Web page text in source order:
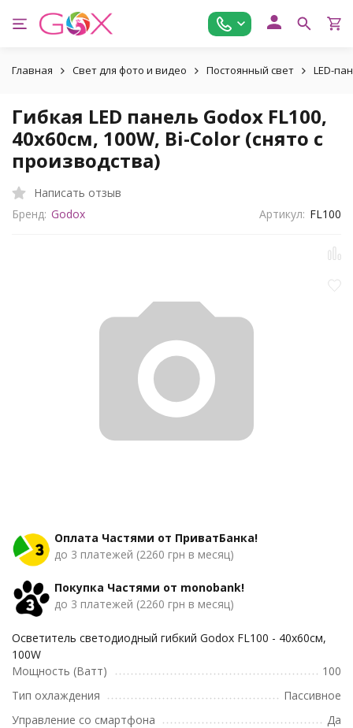
Главная Свет для фото и видео Постоянный свет LED-
Гибкая LED панель Godox FL100,
40х60см, 100W, Bi-Color (снято с
производства)
Написать отзыв
Бренд: Godox Артикул: FL100
Оплата Частями от ПриватБанка!
до 3 платежей (2260 грн в месяц)
Покупка Частями от monobank!
до 3 платежей (2260 грн в месяц)
Осветитель светодиодный гибкий ​Godox FL100 - 40х60см,
100W
Мощность (Ватт)
100
Тип охлаждения
Пассивное
Управление со смартфона
Да